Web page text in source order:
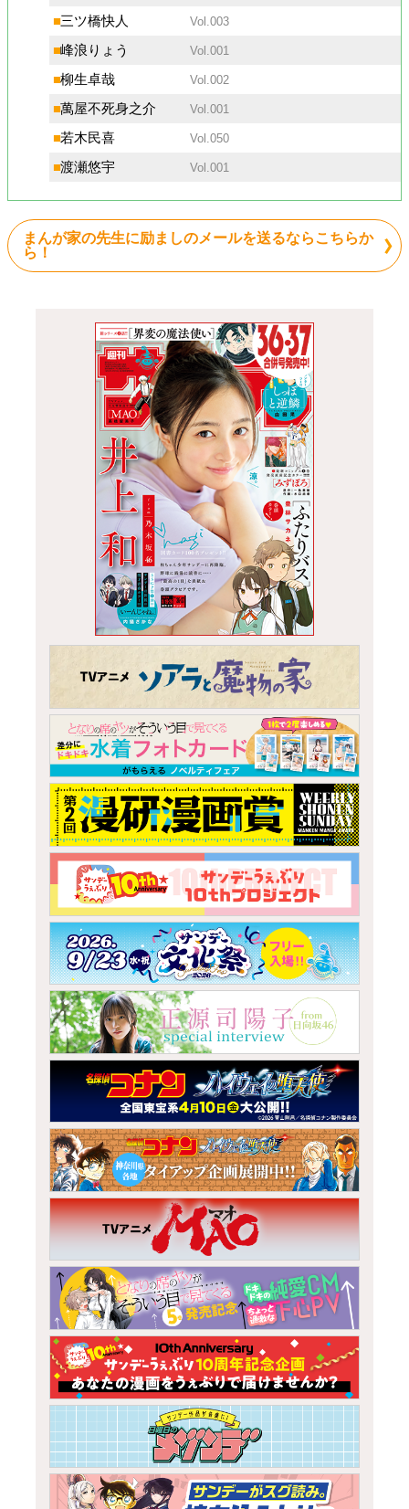
■三ツ橋快人 Vol.003
■峰浪りょう Vol.001
■柳生卓哉 Vol.002
■萬屋不死身之介 Vol.001
■若木民喜 Vol.050
■渡瀬悠宇 Vol.001
まんが家の先生に励ましのメールを送るならこちらか
ら！